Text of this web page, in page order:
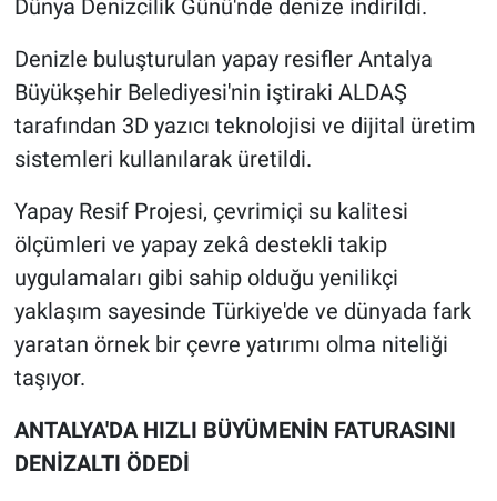
Dünya Denizcilik Günü'nde denize indirildi.
Denizle buluşturulan yapay resifler Antalya
Büyükşehir Belediyesi'nin iştiraki ALDAŞ
tarafından 3D yazıcı teknolojisi ve dijital üretim
sistemleri kullanılarak üretildi.
Yapay Resif Projesi, çevrimiçi su kalitesi
ölçümleri ve yapay zekâ destekli takip
uygulamaları gibi sahip olduğu yenilikçi
yaklaşım sayesinde Türkiye'de ve dünyada fark
yaratan örnek bir çevre yatırımı olma niteliği
taşıyor.
ANTALYA'DA HIZLI BÜYÜMENİN FATURASINI
DENİZALTI ÖDEDİ